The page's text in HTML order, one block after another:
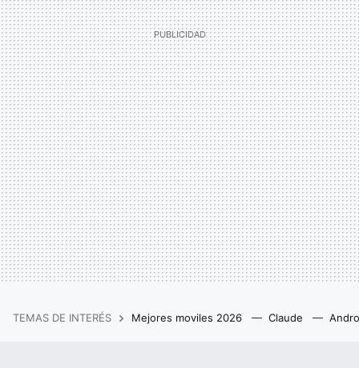
TEMAS DE INTERÉS Mejores moviles 2026 Claude